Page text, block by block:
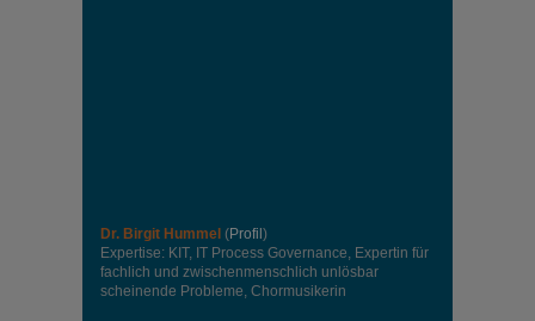
Dr. Birgit Hummel (Profil )
Expertise: KIT, IT Process Governance, Expertin für
fachlich und zwischenmenschlich unlösbar
scheinende Probleme, Chormusikerin